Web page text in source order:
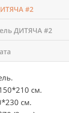
#2
ДИТЯЧА #2
см.
см.